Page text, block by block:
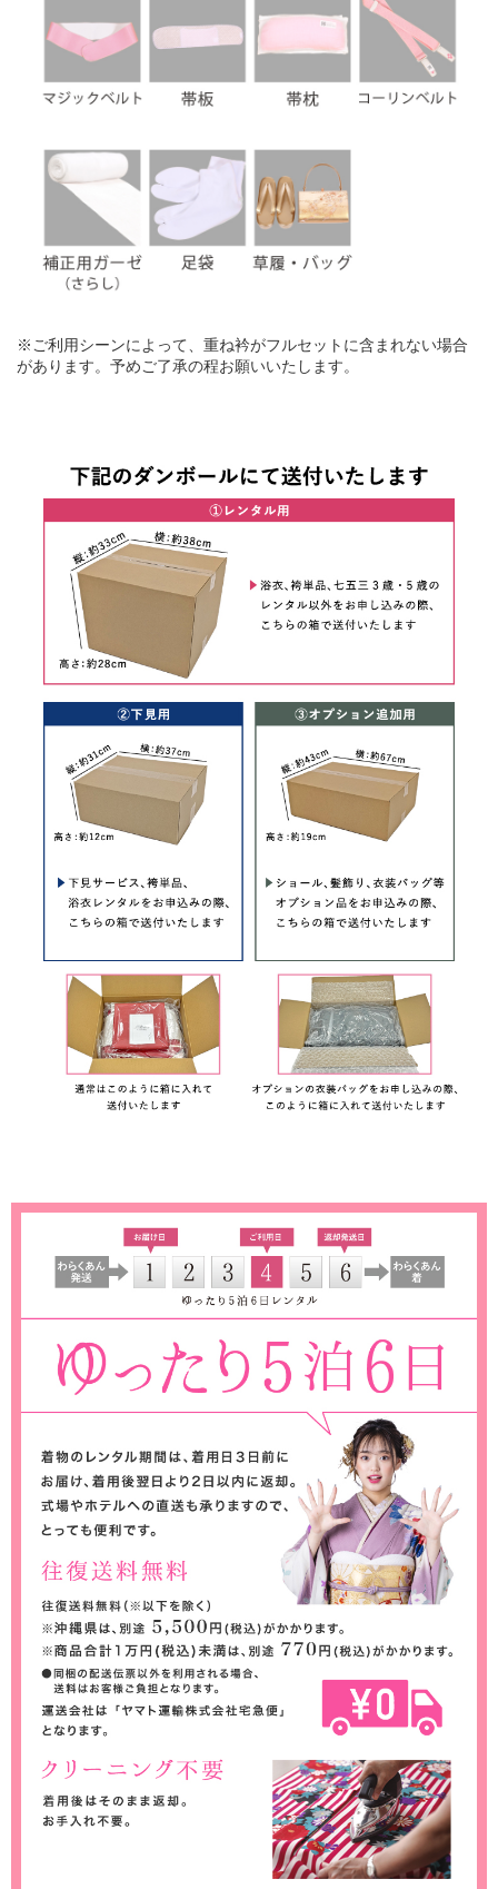
※ご利用シーンによって、重ね衿がフルセットに含まれない場合
があります。予めご了承の程お願いいたします。